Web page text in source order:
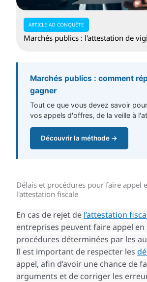
ARTICLE AO CONQUÊTE
Marchés publics : l'attestation de
Marchés publics : comment
gagner
Tout ce que vous devez savoir
vos appels d'offres, de la veille à
Découvrir la méthode →
Délais et procédures pour faire appel
l'attestation fiscale
En cas de rejet de l’attestation
entreprises peuvent faire appel en
procédures déterminées par les
Il est important de respecter les
appel, afin d’avoir une chance de
arguments et de corriger les